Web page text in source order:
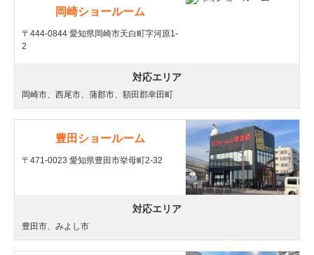
岡崎ショールーム
〒444-0844 愛知県岡崎市天白町字河原1-
2
対応エリア
岡崎市、西尾市、蒲郡市、額田郡幸田町
豊田ショールーム
〒471-0023 愛知県豊田市挙母町2-32
対応エリア
豊田市、みよし市